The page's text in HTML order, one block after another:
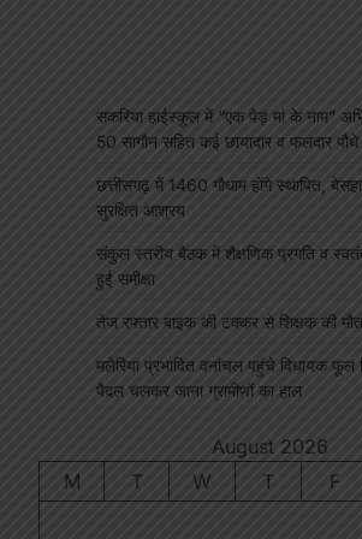
सकरिया हाईस्कूल में “एक पेड़ मां के नाम”
50 सागौन सहित कई छायादार व फलदार पौधे
छत्तीसगढ़ में 1460 गौधाम होंगे स्थापित,
सुरक्षित आश्रय
संकुल स्तरीय बैठक में शैक्षणिक प्रगति व
हुई समीक्षा
तेज रफ्तार बाइक की टक्कर से शिक्षक की मौत
मलेरिया प्रभावित वनांचल पहुंचे विधायक फूल
पैदल चलकर जाना ग्रामीणों का हाल
August 2026
M
T W T F